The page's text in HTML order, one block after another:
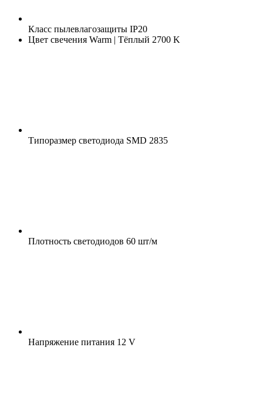
Класс пылевлагозащиты IP20
Цвет свечения Warm | Тёплый 2700 K
Типоразмер светодиода SMD 2835
Плотность светодиодов 60 шт/м
Напряжение питания 12 V